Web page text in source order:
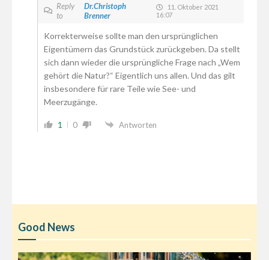
Reply
to
Dr.Christoph
Brenner
11. Oktober 2021
16:07
Korrekterweise sollte man den ursprünglichen
Eigentümern das Grundstück zurückgeben. Da stellt
sich dann wieder die ursprüngliche Frage nach „Wem
gehört die Natur?“ Eigentlich uns allen. Und das gilt
insbesondere für rare Teile wie See- und
Meerzugänge.
1 0 Antworten
Good News